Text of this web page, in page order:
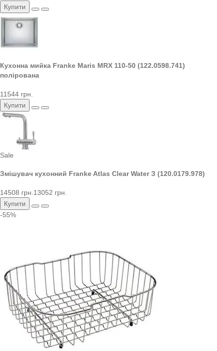
Купити
Кухонна мийка Franke Maris MRX 110-50 (122.0598.741)
полірована
11544 грн.
Купити
Sale
Змішувач кухонний Franke Atlas Clear Water З (120.0179.978)
14508 грн. 13052 грн.
Купити
-55%